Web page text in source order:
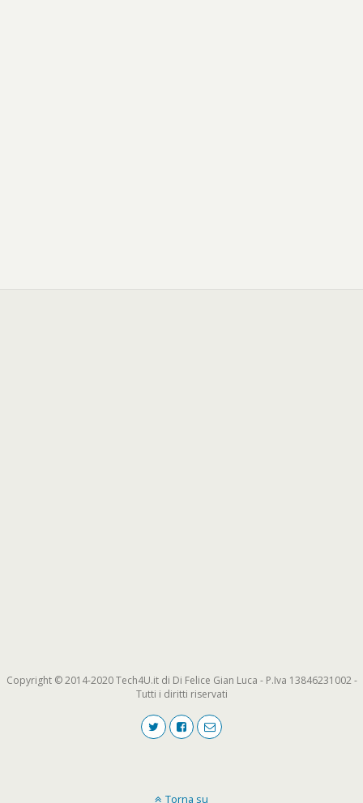
Copyright © 2014-2020 Tech4U.it di Di Felice Gian Luca - P.Iva 13846231002 -
Tutti i diritti riservati
Torna su